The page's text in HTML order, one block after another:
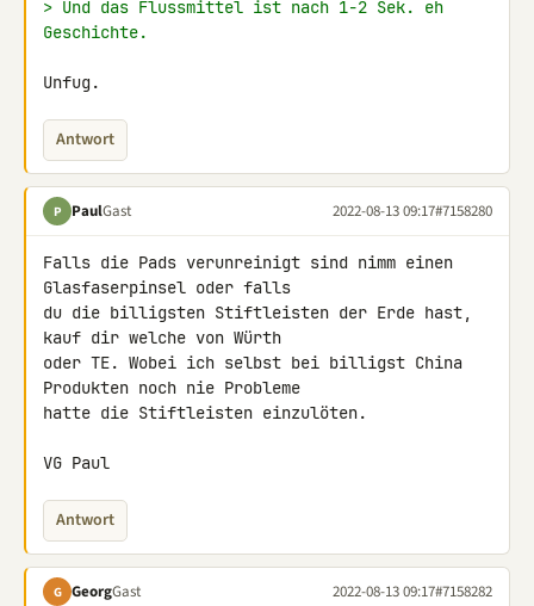
> Und das Flussmittel ist nach 1-2 Sek. eh
Geschichte.
Unfug.
Antwort
P PaulGast 2022-08-13 09:17#7158280
Falls die Pads verunreinigt sind nimm einen
Glasfaserpinsel oder falls
du die billigsten Stiftleisten der Erde hast,
kauf dir welche von Würth
oder TE. Wobei ich selbst bei billigst China
Produkten noch nie Probleme
hatte die Stiftleisten einzulöten.
VG Paul
Antwort
G GeorgGast 2022-08-13 09:17#7158282